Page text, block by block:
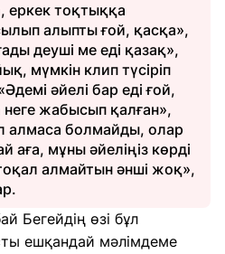
еркек тоқтыққа
алыпты ғой, қасқа»,
деуші ме еді қазақ»,
мүмкін клип түсіріп
әйелі бар еді ғой,
жабысып қалған»,
алмаса болмайды, олар
аға, мұны әйеліңіз көрді
алмайтын әнші жоқ»,
Бегейдің өзі бұл
ешқандай мәлімдеме